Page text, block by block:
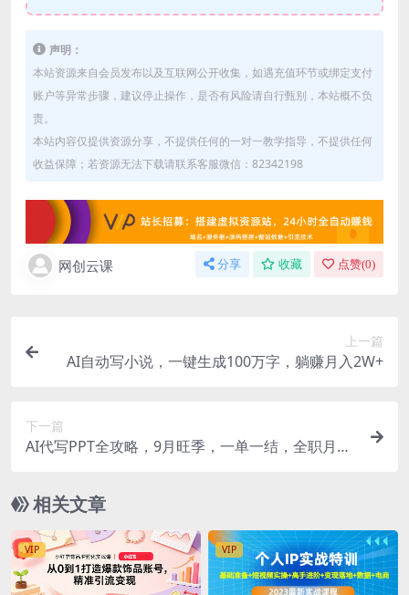
声明：
本站资源来自会员发布以及互联网公开收集，如遇充值环节或绑定支付
账户等异常步骤，建议停止操作，是否有风险请自行甄别，本站概不负
责。
本站内容仅提供资源分享，不提供任何的一对一教学指导，不提供任何
收益保障；若资源无法下载请联系客服微信：82342198
网创云课 分享 收藏 点赞(0)
上一篇
AI自动写小说，一键生成100万字，躺赚月入2W+
下一篇
AI代写PPT全攻略，9月旺季，一单一结，全职月入
相关文章
VIP VIP